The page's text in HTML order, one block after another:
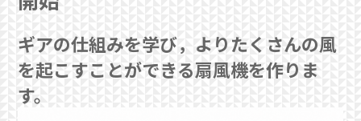
ギアの仕組みを学び，よりたくさんの風
を起こすことができる扇風機を作りま
す。